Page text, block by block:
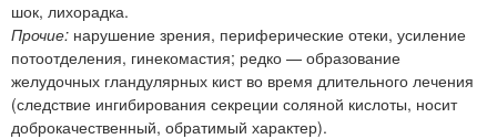
шок, лихорадка.
Прочие: нарушение зрения, периферические отеки, усиление
потоотделения, гинекомастия; редко — образование
желудочных гландулярных кист во время длительного лечения
(следствие ингибирования секреции соляной кислоты, носит
доброкачественный, обратимый характер).